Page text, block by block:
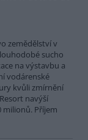
zemědělství v
sucho
na výstavbu a
vodárenské
kvůli zmírnění
navýší
milionů. Příjem